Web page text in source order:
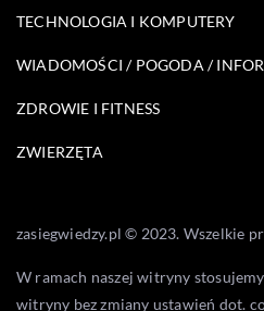
TECHNOLOGIA I KOMPUTERY
WIADOMOŚCI / POGODA /
ZDROWIE I FITNESS
ZWIERZĘTA
zasiegwiedzy.pl © 2023. Wszelkie
W ramach naszej witryny
witryny bez zmiany ustawień dot.